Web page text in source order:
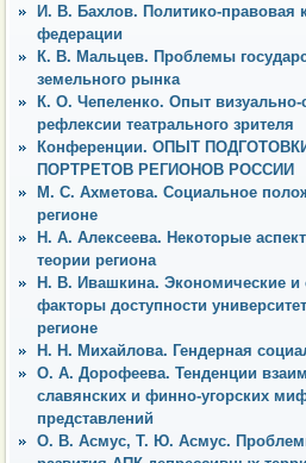
И. В. Бахлов. Политико-правовая
федерации
К. В. Мальцев. Проблемы
земельного рынка
К. О. Чепеленко. Опыт визуально-
рефлексии театрального зрителя
Конференции. ОПЫТ
ПОРТРЕТОВ РЕГИОНОВ РОССИИ
М. С. Ахметова. Социальное
регионе
Н. А. Алексеева. Некоторые
теории региона
Н. В. Ивашкина. Экономические и
факторы доступности
регионе
Н. Н. Михайлова. Гендерная
О. А. Дорофеева. Тенденции
славянских и финно-угорских
представлений
О. В. Асмус, Т. Ю. Асмус.